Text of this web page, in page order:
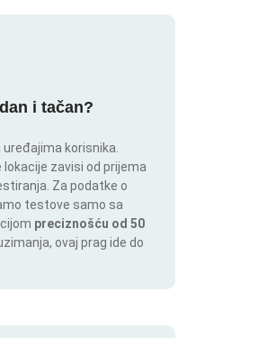
i tačan?
korisnika.
zavisi od prijema
Za podatke o
testove samo sa
preciznošću od 50
ovaj prag ide do